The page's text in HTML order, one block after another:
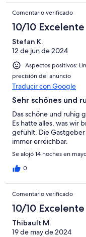
auch an den
wohl gefühlt haben.
immer herzlich
Comentario verificado
10/10 Excelente
Stefan K.
12 de jun de 2024
Aspectos positivos:
precisión del anuncio
Traducir con Google
Sehr schönes und
Das schöne und ruhig
Es hatte alles, was wir
gefühlt. Die
immer erreichbar.
Se alojó 14 noches en
0
Comentario verificado
10/10 Excelente
Thibault M.
19 de may de 2024